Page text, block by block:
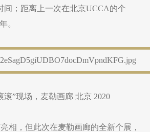
间；距离上一次在北京UCCA的个
。
滚”现场，麦勒画廊 北京 2020
相，但此次在麦勒画廊的全新个展，